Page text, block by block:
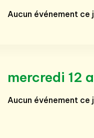
Aucun événement
mercredi 12
Aucun événement